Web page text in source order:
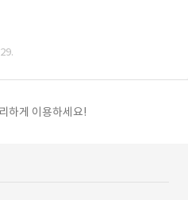
하게 이용하세요!